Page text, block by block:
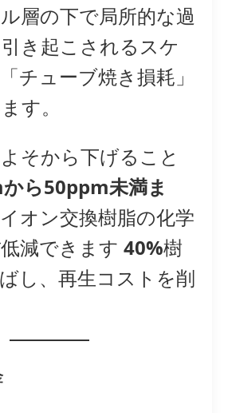
層の下で局所的な過
き起こされるスケ
チューブ焼き損耗」
す。
そから下げること
ら50ppm未満ま
オン交換樹脂の化学
減できます 40%樹
し、再生コストを削